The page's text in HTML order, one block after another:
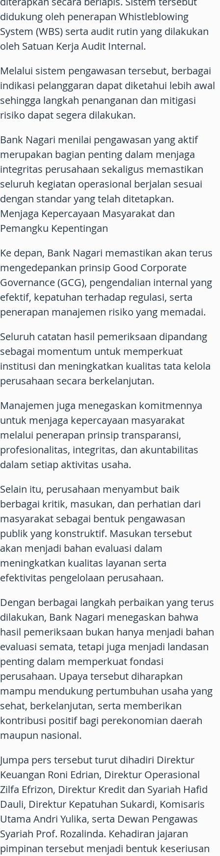
didukung oleh penerapan Whistleblowing
System (WBS) serta audit rutin yang dilakukan
oleh Satuan Kerja Audit Internal.
Melalui sistem pengawasan tersebut, berbagai
indikasi pelanggaran dapat diketahui lebih awal
sehingga langkah penanganan dan mitigasi
risiko dapat segera dilakukan.
Bank Nagari menilai pengawasan yang aktif
merupakan bagian penting dalam menjaga
integritas perusahaan sekaligus memastikan
seluruh kegiatan operasional berjalan sesuai
dengan standar yang telah ditetapkan.
Menjaga Kepercayaan Masyarakat dan
Pemangku Kepentingan
Ke depan, Bank Nagari memastikan akan terus
mengedepankan prinsip Good Corporate
Governance (GCG), pengendalian internal yang
efektif, kepatuhan terhadap regulasi, serta
penerapan manajemen risiko yang memadai.
Seluruh catatan hasil pemeriksaan dipandang
sebagai momentum untuk memperkuat
institusi dan meningkatkan kualitas tata kelola
perusahaan secara berkelanjutan.
Manajemen juga menegaskan komitmennya
untuk menjaga kepercayaan masyarakat
melalui penerapan prinsip transparansi,
profesionalitas, integritas, dan akuntabilitas
dalam setiap aktivitas usaha.
Selain itu, perusahaan menyambut baik
berbagai kritik, masukan, dan perhatian dari
masyarakat sebagai bentuk pengawasan
publik yang konstruktif. Masukan tersebut
akan menjadi bahan evaluasi dalam
meningkatkan kualitas layanan serta
efektivitas pengelolaan perusahaan.
Dengan berbagai langkah perbaikan yang terus
dilakukan, Bank Nagari menegaskan bahwa
hasil pemeriksaan bukan hanya menjadi bahan
evaluasi semata, tetapi juga menjadi landasan
penting dalam memperkuat fondasi
perusahaan. Upaya tersebut diharapkan
mampu mendukung pertumbuhan usaha yang
sehat, berkelanjutan, serta memberikan
kontribusi positif bagi perekonomian daerah
maupun nasional.
Jumpa pers tersebut turut dihadiri Direktur
Keuangan Roni Edrian, Direktur Operasional
Zilfa Efrizon, Direktur Kredit dan Syariah Hafid
Dauli, Direktur Kepatuhan Sukardi, Komisaris
Utama Andri Yulika, serta Dewan Pengawas
Syariah Prof. Rozalinda. Kehadiran jajaran
pimpinan tersebut menjadi bentuk keseriusan